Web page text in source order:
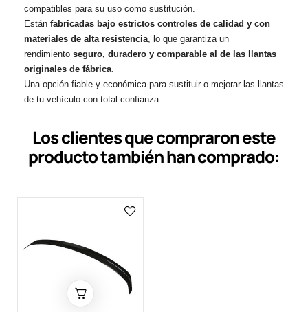
compatibles para su uso como sustitución.
Están fabricadas bajo estrictos controles de calidad y con
materiales de alta resistencia, lo que garantiza un
rendimiento seguro, duradero y comparable al de las llantas
originales de fábrica.
Una opción fiable y económica para sustituir o mejorar las llantas
de tu vehículo con total confianza.
Los clientes que compraron este
producto también han comprado: